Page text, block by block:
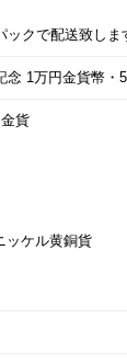
クで配送致し
念 1万円金貨幣
貨
ッケル黄銅貨